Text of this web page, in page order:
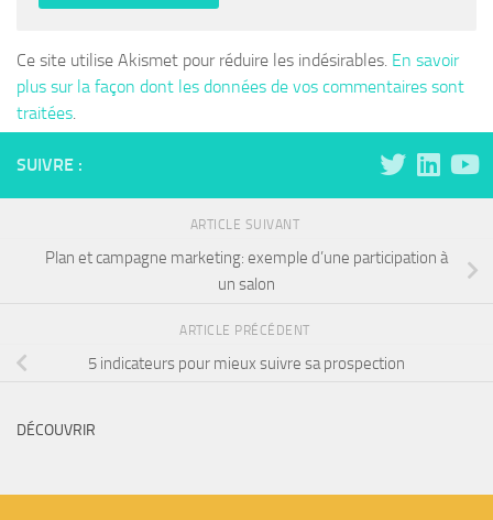
Ce site utilise Akismet pour réduire les indésirables. En savoir
plus sur la façon dont les données de vos commentaires sont
traitées.
SUIVRE :
ARTICLE SUIVANT
Plan et campagne marketing: exemple d’une participation à
un salon
ARTICLE PRÉCÉDENT
5 indicateurs pour mieux suivre sa prospection
DÉCOUVRIR